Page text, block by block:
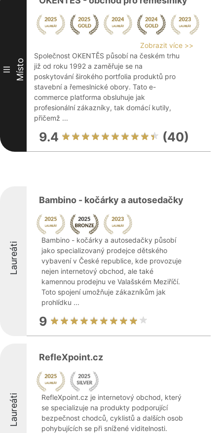
III Místo
Zobrazit více >>
Společnost OKENTĚS působí na českém trhu
již od roku 1992 a zaměřuje se na
poskytování širokého portfolia produktů pro
stavební a řemeslnické obory. Tato e-
commerce platforma obsluhuje jak
profesionální zákazníky, tak domácí kutily,
přičemž ...
9.4 (40)
Laureáti
Bambino - kočárky a autosedačky
Bambino - kočárky a autosedačky působí
jako specializovaný prodejce dětského
vybavení v České republice, kde provozuje
nejen internetový obchod, ale také
kamennou prodejnu ve Valašském Meziříčí.
Toto spojení umožňuje zákazníkům jak
prohlídku ...
9
Laureáti
RefleXpoint.cz
RefleXpoint.cz je internetový obchod, který
se specializuje na produkty podporující
bezpečnost chodců, cyklistů a dalších osob
pohybujících se při snížené viditelnosti.